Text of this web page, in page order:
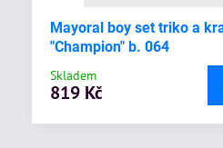
Mayoral boy set triko a
"Champion" b. 064
Skladem
819 Kč